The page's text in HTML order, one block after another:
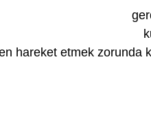
Karanlık yüzünden hareket etmek